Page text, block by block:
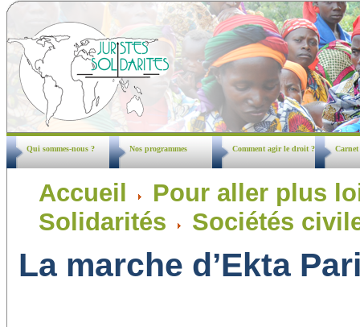
Qui sommes-nous ? Nos programmes Comment agir le droit ? Carnet
Accueil
Pour aller plus
Solidarités
Sociétés
La marche d’Ekta